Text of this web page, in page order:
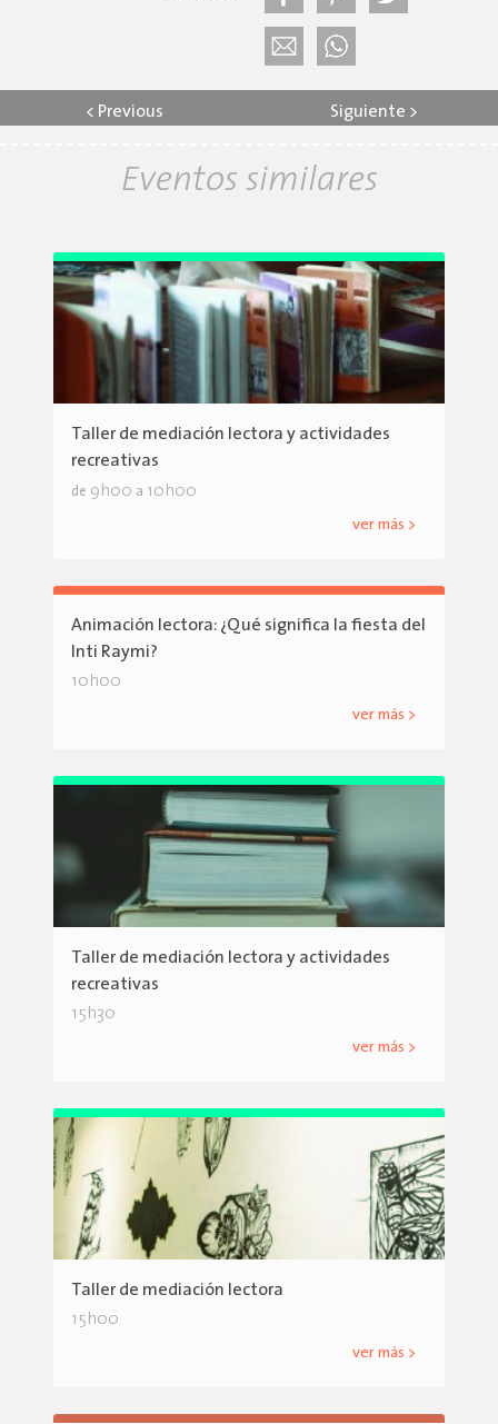
< Previous Siguiente >
Eventos similares
Taller de mediación lectora y actividades
recreativas
de 9h00 a 10h00
ver más >
Animación lectora: ¿Qué significa la fiesta del
Inti Raymi?
10h00
ver más >
Taller de mediación lectora y actividades
recreativas
15h30
ver más >
Taller de mediación lectora
15h00
ver más >